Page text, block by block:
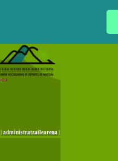
administratzailearena